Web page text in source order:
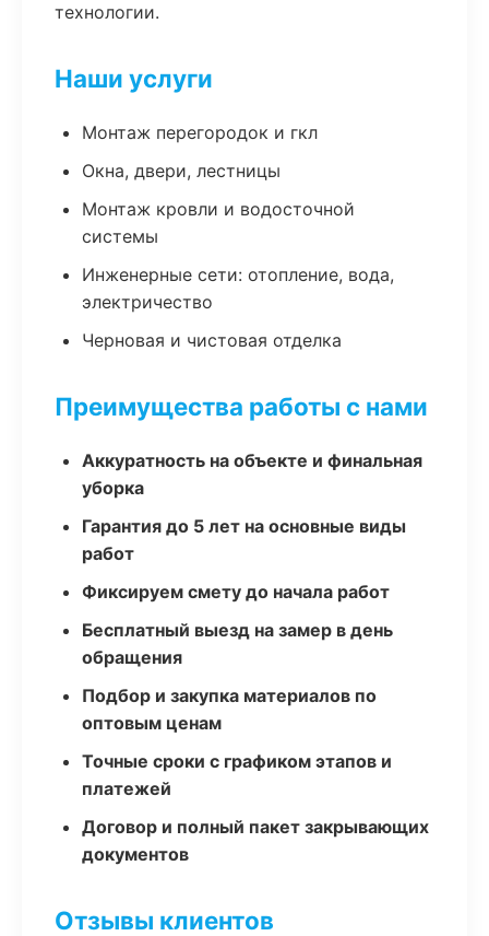
технологии.
Наши услуги
Монтаж перегородок и гкл
Окна, двери, лестницы
Монтаж кровли и водосточной
системы
Инженерные сети: отопление, вода,
электричество
Черновая и чистовая отделка
Преимущества работы с нами
Аккуратность на объекте и финальная
уборка
Гарантия до 5 лет на основные виды
работ
Фиксируем смету до начала работ
Бесплатный выезд на замер в день
обращения
Подбор и закупка материалов по
оптовым ценам
Точные сроки с графиком этапов и
платежей
Договор и полный пакет закрывающих
документов
Отзывы клиентов